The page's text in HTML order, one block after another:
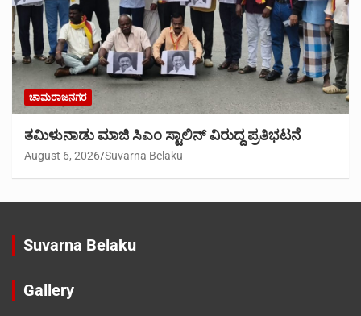
ಚಾಮರಾಜನಗರ
ತಮಿಳುನಾಡು ಮಾಜಿ ಸಿಎಂ ಸ್ಟಾಲಿನ್ ವಿರುದ್ದ ಪ್ರತಿಭಟನೆ
August 6, 2026 Suvarna Belaku
Suvarna Belaku
Gallery